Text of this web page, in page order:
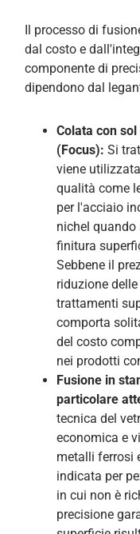
Il processo di
dal costo e
componente di
dipendono dal
Colata con
(Focus): Si
viene
qualità come
per l'acciaio
nichel quando
finitura
Sebbene il
riduzione
trattamenti
comporta
del costo
nei prodotti
Fusione in
particolare
tecnica del
economica e
metalli ferrosi
indicata per
in cui non è
precisione